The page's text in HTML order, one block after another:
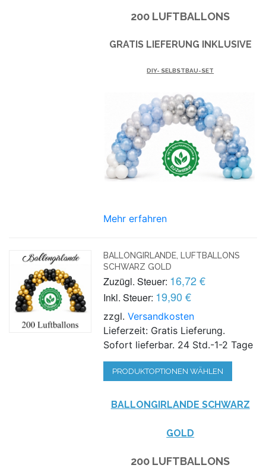
200 LUFTBALLONS
GRATIS LIEFERUNG INKLUSIVE
DIY- SELBSTBAU-SET
Mehr erfahren
BALLONGIRLANDE, LUFTBALLONS
SCHWARZ GOLD
Zuzügl. Steuer: 16,72 €
Inkl. Steuer: 19,90 €
zzgl.Versandkosten
Lieferzeit: Gratis Lieferung.
Sofort lieferbar. 24 Std.-1-2 Tage
PRODUKTOPTIONEN WÄHLEN
BALLONGIRLANDE SCHWARZ
GOLD
200 LUFTBALLONS